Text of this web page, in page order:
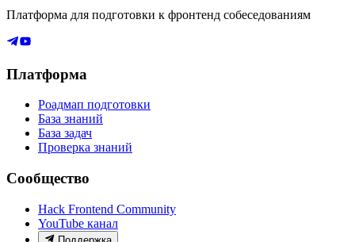
Платформа для подготовки к фронтенд собеседованиям
Платформа
Роадмап подготовки
База знаний
База задач
Проверка знаний
Сообщество
Hack Frontend Community
YouTube канал